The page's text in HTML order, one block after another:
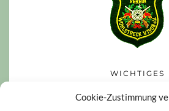
Cookie-Zustimmung
WICHTIGES